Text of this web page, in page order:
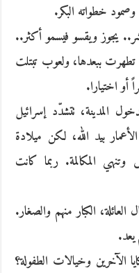
خطواته البكر.
يجوز ويقسو فيسمو أكثر..
تطهرت ببعدها، ولعوب تبتلت
أو اختيارا.
المدينة، تتشدّد إسرائيل
بيد الله، لكن ميلادة
المكالمة. ربما كانت
الكبار منهم والصغار.
الآخرين وخيالات الطفولة؟